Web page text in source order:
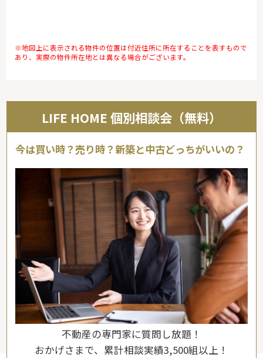
※地図上に表示される物件の位置は付近住所に所在することを表すもので
あり、実際の物件所在地とは異なる場合がございます。
LIFE HOME 個別相談会（無料）
今は買い時？売り時？新築と中古どっちがいいの？
不動産の専門家に質問し放題！
おかげさまで、累計相談実績3,500組以上！